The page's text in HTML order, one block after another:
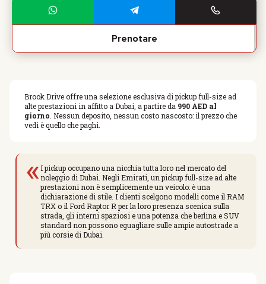
Prenotare
Brook Drive offre una selezione esclusiva di pickup full-size ad
alte prestazioni in affitto a Dubai, a partire da 990 AED al
giorno . Nessun deposito, nessun costo nascosto: il prezzo che
vedi è quello che paghi.
«I pickup occupano una nicchia tutta loro nel mercato del
noleggio di Dubai. Negli Emirati, un pickup full-size ad alte
prestazioni non è semplicemente un veicolo: è una
dichiarazione di stile. I clienti scelgono modelli come il RAM
TRX o il Ford Raptor R per la loro presenza scenica sulla
strada, gli interni spaziosi e una potenza che berlina e SUV
standard non possono eguagliare sulle ampie autostrade a
più corsie di Dubai.